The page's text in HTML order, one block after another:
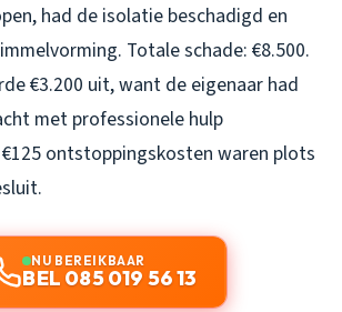
had de isolatie beschadigd en
Totale schade: €8.500.
€3.200 uit, want de eigenaar had
met professionele hulp
€125 ontstoppingskosten waren plots
NU BEREIKBAAR
BEL 085 019 56 13